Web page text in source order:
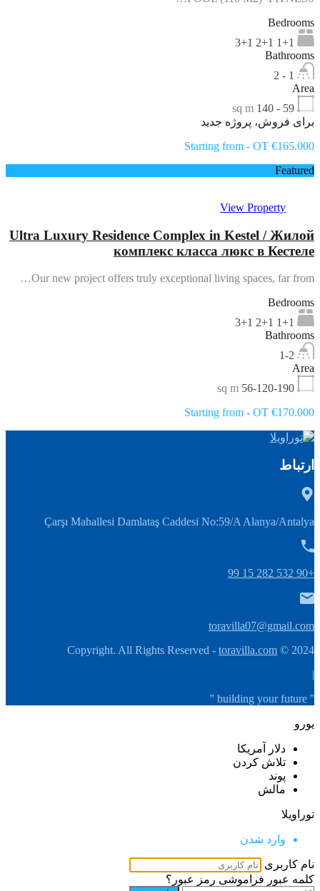
Bedrooms
1+1 2+1 3+1
Bathrooms
1 - 2
Area
59 - 140
sq m
برای فروش، پروژه جدید
Starting from - OT €165.000
Featured
View Property
Ultra Luxury Residence Complex in Kestel / Жилой
комплекс класса люкс в Кестеле
Our new project offers truly exceptional living spaces, far from…
Bedrooms
1+1 2+1 3+1
Bathrooms
1-2
Area
56-120-190
sq m
Starting from - OT €170.000
ارتباط
Çarşı Mahallesi Damlataş Caddesi No:59/A Alanya/Antalya
+90 532 282 15 99
toravilla07@gmail.com
2024 © Copyright. All Rights Reserved -
toravilla.com
|
'' building your future ''
یورو
دلار آمریکا
تلاش كردن
پوند
مالش
توراویلا
وارد شدن
نام کاربری
کلمه عبور فراموشی رمز عبور؟